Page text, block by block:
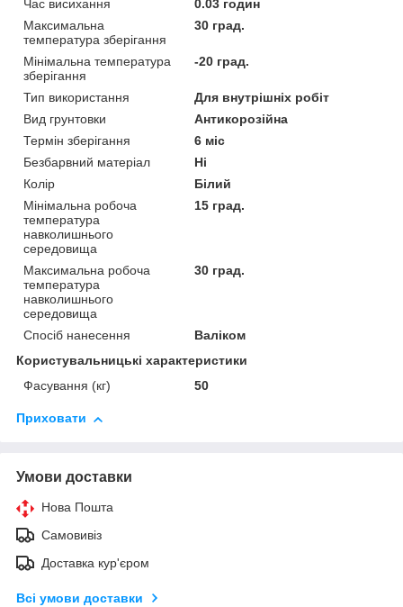
Час висихання
0.03 годин
Максимальна
температура зберігання
30 град.
Мінімальна температура
зберігання
-20 град.
Тип використання
Для внутрішніх робіт
Вид грунтовки
Антикорозійна
Термін зберігання
6 міс
Безбарвний матеріал
Ні
Колір
Білий
Мінімальна робоча
температура
навколишнього
середовища
15 град.
Максимальна робоча
температура
навколишнього
середовища
30 град.
Спосіб нанесення
Валіком
Користувальницькі характеристики
Фасування (кг)
50
Приховати
Умови доставки
Нова Пошта
Самовивіз
Доставка кур'єром
Всі умови доставки